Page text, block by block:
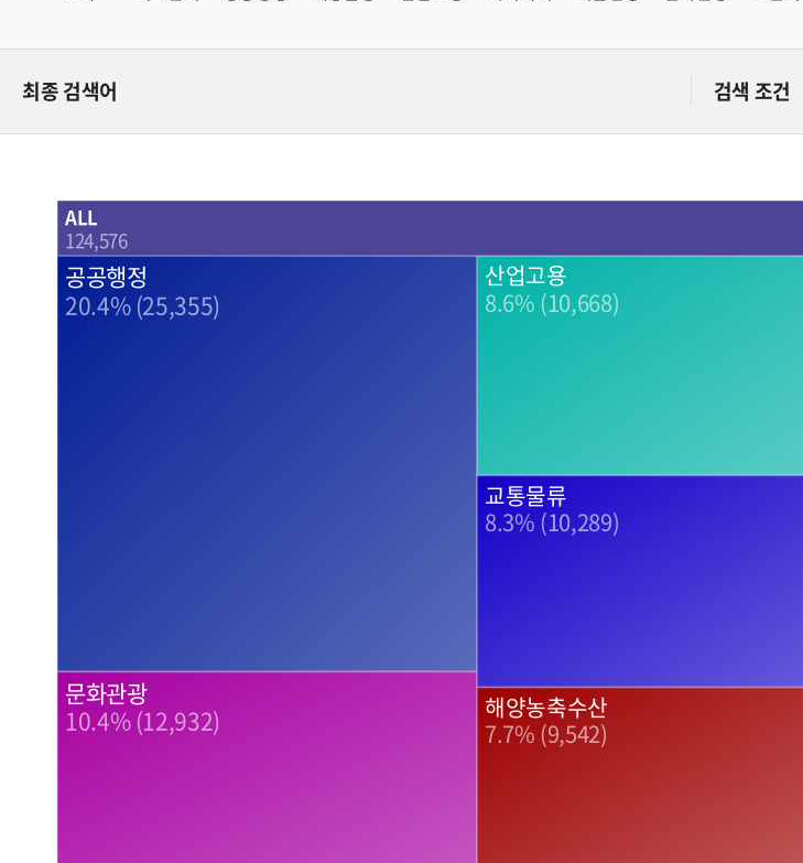
강원특별자치도
전북특별자치도
연안
최종 검색어 검색 조건
공공행정
20.4% (25,355)
문화관광
10.4% (12,932)
산업고용
8.6% (10,668)
교통물류
8.3% (10,289)
해양농축수산
7.7% (9,542)
ALL
124,576